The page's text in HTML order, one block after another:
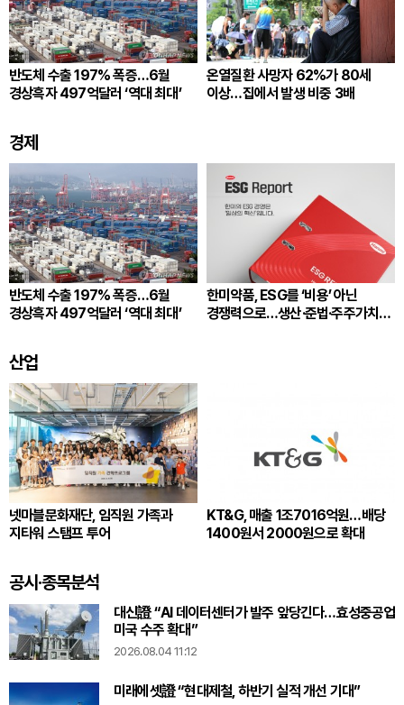
반도체 수출 197% 폭증…6월
경상흑자 497억달러 ‘역대 최대’
온열질환 사망자 62%가 80세
이상…집에서 발생 비중 3배
경제
반도체 수출 197% 폭증…6월
경상흑자 497억달러 ‘역대 최대’
한미약품, ESG를 ‘비용’ 아닌
경쟁력으로…생산·준법·주주가치
산업
넷마블문화재단, 임직원 가족과
지타워 스탬프 투어
KT&G, 매출 1조7016억원…배당
1400원서 2000원으로 확대
공시·종목분석
대신證 “AI 데이터센터가 발주 앞당긴다…효성중공업
미국 수주 확대”
2026.08.04 11:12
미래에셋證 “현대제철, 하반기 실적 개선 기대”